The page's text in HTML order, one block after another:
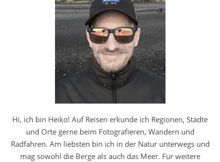
Hi, ich bin Heiko! Auf Reisen erkunde ich Regionen, Städte
und Orte gerne beim Fotografieren, Wandern und
Radfahren. Am liebsten bin ich in der Natur unterwegs und
mag sowohl die Berge als auch das Meer. Für weitere